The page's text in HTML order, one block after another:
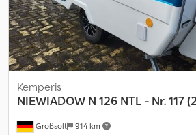
Großsolt 914 km
Kemperis
NIEWIADOW N 126 NTL - Nr. 117